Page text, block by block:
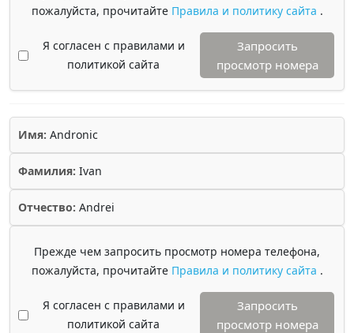
пожалуйста, прочитайте Правила и политику сайта .
Я согласен с правилами и
политикой сайта
Запросить
просмотр номера
Имя: Andronic
Фамилия: Ivan
Отчество: Andrei
Прежде чем запросить просмотр номера телефона,
пожалуйста, прочитайте Правила и политику сайта .
Я согласен с правилами и
политикой сайта
Запросить
просмотр номера